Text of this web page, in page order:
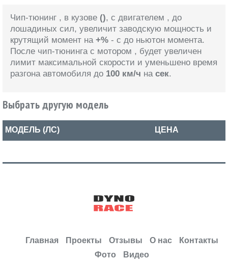
Чип-тюнинг , в кузове (), с двигателем , до
лошадиных сил, увеличит заводскую мощность и
крутящий момент на +% - с до ньютон момента.
После чип-тюнинга с мотором , будет увеличен
лимит максимальной скорости и уменьшено время
разгона автомобиля до 100 км/ч на сек.
Выбрать другую модель
МОДЕЛЬ (ЛС) ЦЕНА
Главная Проекты Отзывы О нас
Контакты
Фото
Видео